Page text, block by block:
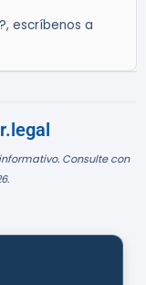
escríbenos a
Consulte con